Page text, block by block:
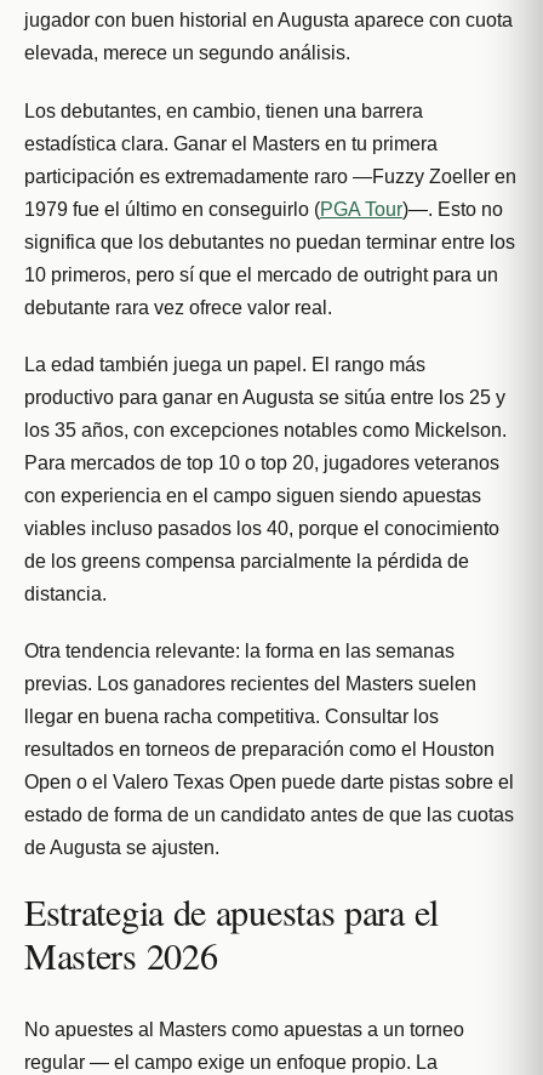
jugador con buen historial en Augusta aparece con cuota
elevada, merece un segundo análisis.
Los debutantes, en cambio, tienen una barrera
estadística clara. Ganar el Masters en tu primera
participación es extremadamente raro —Fuzzy Zoeller en
1979 fue el último en conseguirlo (PGA Tour)—. Esto no
significa que los debutantes no puedan terminar entre los
10 primeros, pero sí que el mercado de outright para un
debutante rara vez ofrece valor real.
La edad también juega un papel. El rango más
productivo para ganar en Augusta se sitúa entre los 25 y
los 35 años, con excepciones notables como Mickelson.
Para mercados de top 10 o top 20, jugadores veteranos
con experiencia en el campo siguen siendo apuestas
viables incluso pasados los 40, porque el conocimiento
de los greens compensa parcialmente la pérdida de
distancia.
Otra tendencia relevante: la forma en las semanas
previas. Los ganadores recientes del Masters suelen
llegar en buena racha competitiva. Consultar los
resultados en torneos de preparación como el Houston
Open o el Valero Texas Open puede darte pistas sobre el
estado de forma de un candidato antes de que las cuotas
de Augusta se ajusten.
Estrategia de apuestas para el
Masters 2026
No apuestes al Masters como apuestas a un torneo
regular — el campo exige un enfoque propio. La